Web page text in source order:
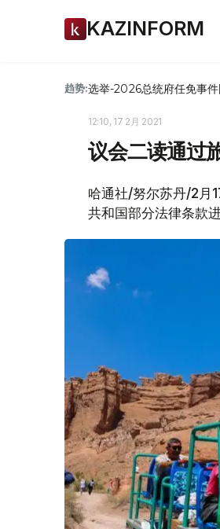
KAZINFORM
趋势:选举-2026总统府任免事件
12:10, 17 2月 2021
议会二读通过
哈通社/努尔苏丹/2月
共和国部分法律条款